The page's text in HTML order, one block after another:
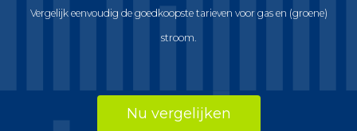
Vergelijk eenvoudig de goedkoopste tarieven voor gas en (groene)
stroom.
Nu vergelijken